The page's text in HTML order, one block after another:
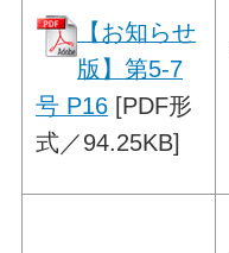
【お知らせ
版】第5-7
号 P16 [PDF形
式／94.25KB]